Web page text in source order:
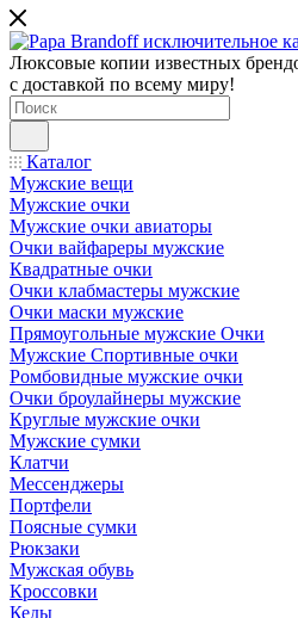
Люксовые копии известных
с доставкой по всему миру!
Каталог
Мужские вещи
Мужские очки
Мужские очки авиаторы
Очки вайфареры мужские
Квадратные очки
Очки клабмастеры мужские
Очки маски мужские
Прямоугольные мужские Очки
Мужские Спортивные очки
Ромбовидные мужские очки
Очки броулайнеры мужские
Круглые мужские очки
Мужские сумки
Клатчи
Мессенджеры
Портфели
Поясные сумки
Рюкзаки
Мужская обувь
Кроссовки
Кеды